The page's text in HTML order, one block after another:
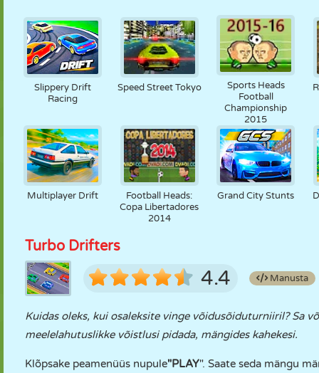
Slippery Drift
Racing
Speed Street Tokyo
Sports Heads
Football
Championship
2015
Multiplayer Drift
Football Heads:
Copa Libertadores
2014
Grand City Stunts
Turbo Drifters
4.4 Manusta
Kuidas oleks, kui osaleksite vinge võidusõiduturniiril? Sa
meelelahutuslikke võistlusi pidada, mängides kahekesi.
Klõpsake peamenüüs nupule"PLAY". Saate seda mängu